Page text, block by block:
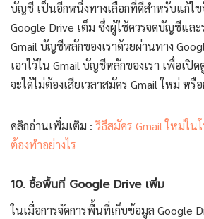
บัญชี เป็นอีกหนึ่งทางเลือกที่ดีสำหรับแก้
Google Drive เต็ม ซึ่งผู้ใช้ควรจดบัญชีและ
Gmail บัญชีหลักของเราด้วยผ่านทาง
เอาไว้ใน Gmail บัญชีหลักของเรา เพื่อเปิ
จะได้ไม่ต้องเสียเวลาสมัคร Gmail ใหม่ หรื
คลิกอ่านเพิ่มเติม : วิธีสมัคร Gmail ใหม่ใ
ต้องทำอย่างไร
10. ซื้อพื้นที่ Google Drive เพิ่ม
ในเมื่อการจัดการพื้นที่เก็บข้อมูล Google